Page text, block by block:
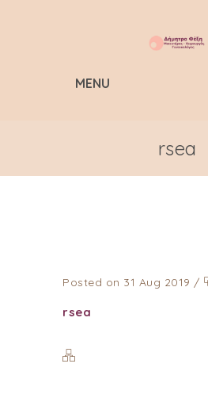
MENU
rsea
Posted on 31 Aug 2019 /
rsea